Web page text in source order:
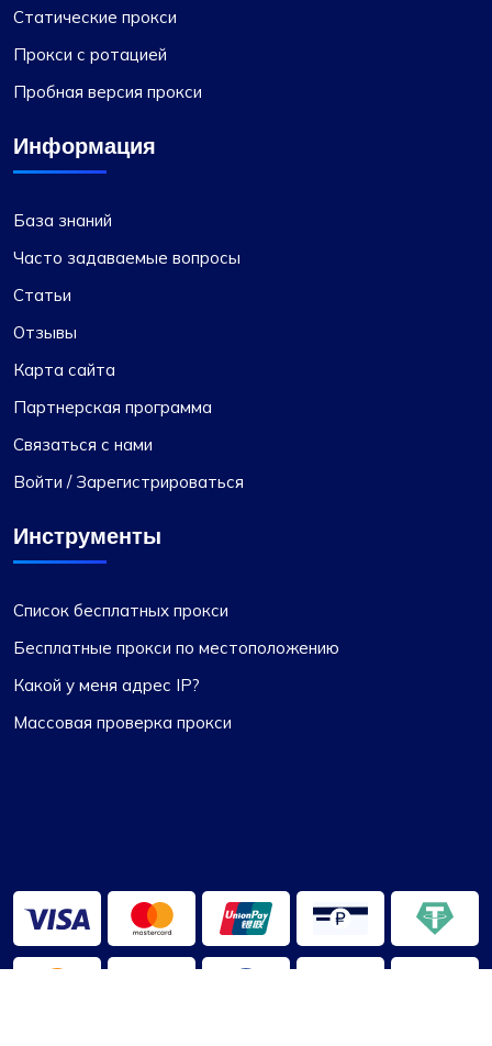
Статические прокси
Прокси с ротацией
Пробная версия прокси
Информация
База знаний
Часто задаваемые вопросы
Статьи
Отзывы
Карта сайта
Партнерская программа
Связаться с нами
Войти / Зарегистрироваться
Инструменты
Список бесплатных прокси
Бесплатные прокси по местоположению
Какой у меня адрес IP?
Массовая проверка прокси